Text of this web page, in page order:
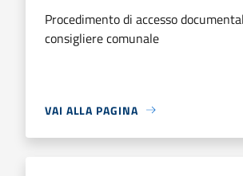
Procedimento di accesso
consigliere comunale
VAI ALLA PAGINA